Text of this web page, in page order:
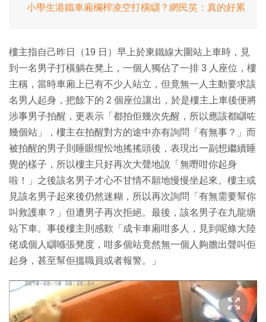
小學生港鐵車廂欄桿凌空打橫瞓？網民笑：真的好累
樓主指自己昨日（19 日）早上於東鐵線大圍站上車時，見
到一名男子打橫躺在凳上，一個人獨佔了一排 3 人座位，樓
主稱，當時車廂上已有不少人站立，但竟無一人主動要求該
名男人起身，把餘下的 2 個座位讓出，於是樓主上車後便將
涉事男子拍醒，更表示「都拍佢幾次先醒，所以應該都瞓咗
幾個站」，樓主在拍醒對方的途中亦有詢問「有無事？」而
被拍醒的男子則睡眼惺忪地搖搖頭後，表現出一副想繼續睡
覺的樣子，所以樓主只好再次大聲地說「無嘢咁你起身
啦！」之後該名男子才心不甘情不願地慢慢坐起來。樓主或
見該名男子起來後仍然迷糊，所以再次詢問「有無需要幫你
叫救護車？」但遭男子再次拒絕。最後，該名男子在九龍塘
站下車。事後樓主則感歎「成卡車廂咁多人，見到呢條大陸
佬成個人瞓喺張凳度，咁多個站竟然無一個人夠膽出聲叫佢
起身，甚至幫佢搵職員或者報警。」